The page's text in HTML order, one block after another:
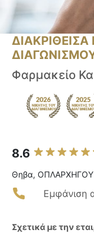
ΔΙΑΓΩΝΙΣΜΟΥ
Φαρμακείο
8.6
Θηβα,
Εμφάνιση
Σχετικά με την